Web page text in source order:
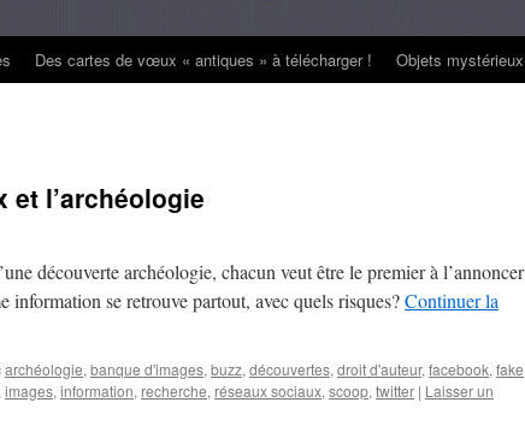
Des cartes de vœux « antiques » à télécharger ! Objets mystérieux
et l’archéologie
découverte archéologie, chacun veut être le premier à l’annoncer
information se retrouve partout, avec quels risques?Continuer la
archéologie, banque d'images, buzz, découvertes, droit d'auteur, facebook, fake
images, information, recherche, réseaux sociaux, scoop, twitter | Laisser un